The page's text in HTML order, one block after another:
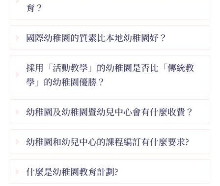
育？
國際幼稚園的質素比本地幼稚園好？
採用「活動教學」的幼稚園是否比「傳統教
學」的幼稚園優勝？
幼稚園及幼稚園暨幼兒中心會有什麼收費？
幼稚園和幼兒中心的課程編訂有什麼要求?
什麼是幼稚園教育計劃?